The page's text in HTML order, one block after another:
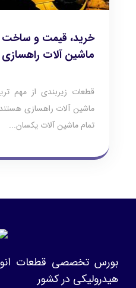
خرید، قیمت و ساخت
ماشین آلات
قطعات زیربندی از مهم
ماشین آلات راهسازی
تمام ماشین آلات یکسان...
بورس تخصصی قطعات
هیدرولیکی در کشور